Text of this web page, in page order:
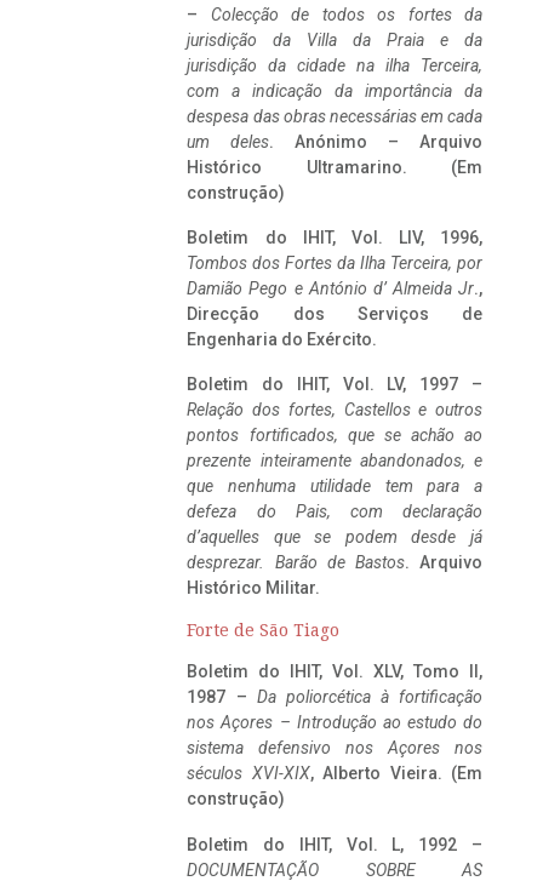
– Colecção de todos os fortes da
jurisdição da Villa da Praia e da
jurisdição da cidade na ilha Terceira,
com a indicação da importância da
despesa das obras necessárias em cada
um deles. Anónimo – Arquivo
Histórico Ultramarino. (Em
construção)
Boletim do IHIT, Vol. LIV, 1996,
Tombos dos Fortes da Ilha Terceira, por
Damião Pego e António d’ Almeida Jr.,
Direcção dos Serviços de
Engenharia do Exército.
Boletim do IHIT, Vol. LV, 1997 –
Relação dos fortes, Castellos e outros
pontos fortificados, que se achão ao
prezente inteiramente abandonados, e
que nenhuma utilidade tem para a
defeza do Pais, com declaração
d’aquelles que se podem desde já
desprezar. Barão de Bastos. Arquivo
Histórico Militar.
Forte de São Tiago
Boletim do IHIT, Vol. XLV, Tomo II,
1987 – Da poliorcética à fortificação
nos Açores – Introdução ao estudo do
sistema defensivo nos Açores nos
séculos XVI-XIX, Alberto Vieira. (Em
construção)
Boletim do IHIT, Vol. L, 1992 –
DOCUMENTAÇÃO SOBRE AS